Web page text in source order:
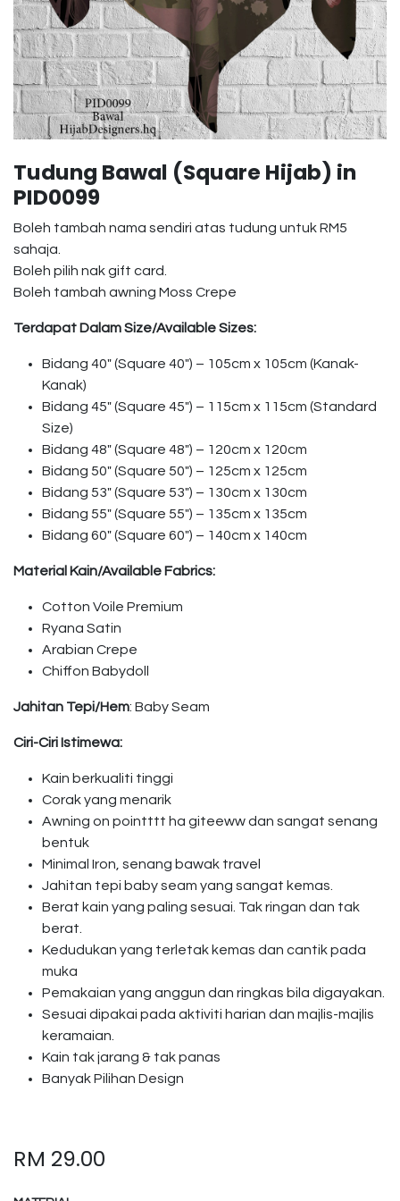
Tudung Bawal (Square Hijab) in
PID0099
Boleh tambah nama sendiri atas tudung untuk RM5
sahaja.
Boleh pilih nak gift card.
Boleh tambah awning Moss Crepe
Terdapat Dalam Size/Available Sizes:
Bidang 40″ (Square 40″) – 105cm x 105cm (Kanak-
Kanak)
Bidang 45″ (Square 45″) – 115cm x 115cm (Standard
Size)
Bidang 48″ (Square 48″) – 120cm x 120cm
Bidang 50″ (Square 50″) – 125cm x 125cm
Bidang 53″ (Square 53″) – 130cm x 130cm
Bidang 55″ (Square 55″) – 135cm x 135cm
Bidang 60″ (Square 60″) – 140cm x 140cm
Material Kain/Available Fabrics:
Cotton Voile Premium
Ryana Satin
Arabian Crepe
Chiffon Babydoll
Jahitan Tepi/Hem: Baby Seam
Ciri-Ciri Istimewa:
Kain berkualiti tinggi
Corak yang menarik
Awning on pointttt ha giteeww dan sangat senang
bentuk
Minimal Iron, senang bawak travel
Jahitan tepi baby seam yang sangat kemas.
Berat kain yang paling sesuai. Tak ringan dan tak
berat.
Kedudukan yang terletak kemas dan cantik pada
muka
Pemakaian yang anggun dan ringkas bila digayakan.
Sesuai dipakai pada aktiviti harian dan majlis-majlis
keramaian.
Kain tak jarang & tak panas
Banyak Pilihan Design
RM 29.00